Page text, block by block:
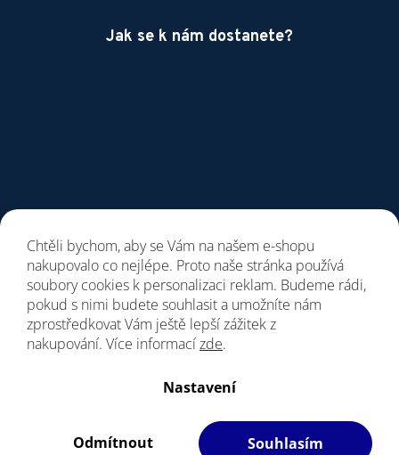
Chtěli bychom, aby se Vám na našem e-shopu
nakupovalo co nejlépe. Proto naše stránka používá
soubory cookies k personalizaci reklam. Budeme rádi,
pokud s nimi budete souhlasit a umožníte nám
zprostředkovat Vám ještě lepší zážitek z
nakupování. Více informacízde.
Nastavení
Odmítnout Souhlasím
Jak se k nám dostanete?
Vytvořil Shoptet
Upravit nastavení cookies
S láskou vyrobilo Filipesmedia 🧡